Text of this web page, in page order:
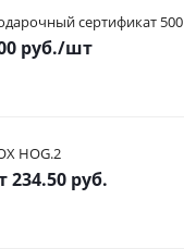
сертификат 500
руб./шт
HOG.2
234.50 руб.